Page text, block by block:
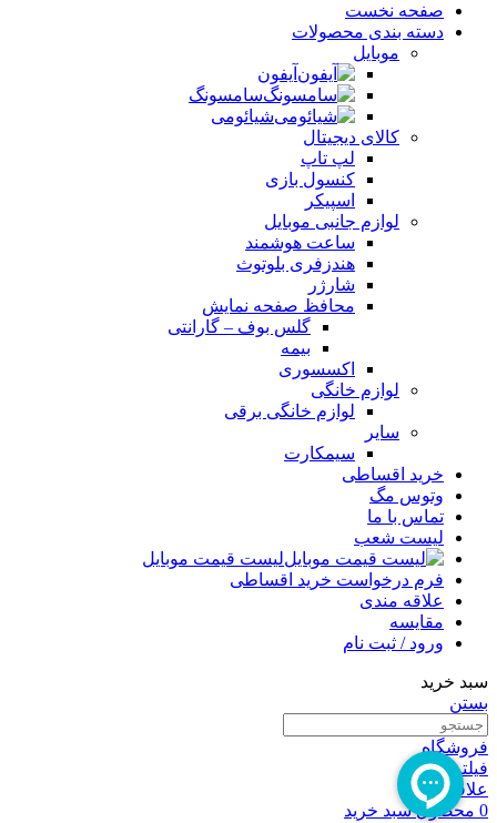
صفحه نخست
دسته بندی محصولات
موبایل
آیفون
سامسونگ
شیائومی
کالای دیجیتال
لپ تاپ
کنسول بازی
اسپیکر
لوازم جانبی موبایل
ساعت هوشمند
هندزفری بلوتوث
شارژر
محافظ صفحه نمایش
گلس بوف – گارانتی
بیمه
اکسسوری
لوازم خانگی
لوازم خانگی برقی
سایر
سیمکارت
خرید اقساطی
وتوس مگ
تماس با ما
لیست شعب
لیست قیمت موبایل
فرم درخواست خرید اقساطی
علاقه مندی
مقایسه
ورود / ثبت نام
سبد خرید
بستن
فروشگاه
فیلترها
علاقه مندی
0 محصول سبد خرید